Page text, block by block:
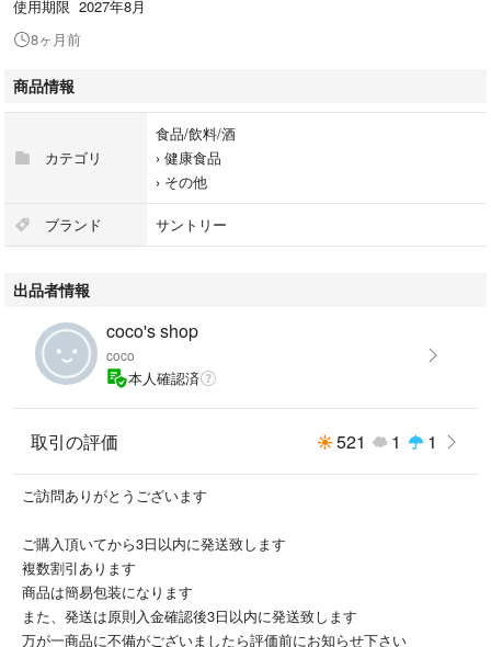
使用期限 2027年8月
8ヶ月前
商品情報
カテゴリ
食品/飲料/酒
› 健康食品
› その他
ブランド サントリー
出品者情報
coco's shop
coco
本人確認済
取引の評価 521 1 1
ご訪問ありがとうございます
ご購入頂いてから3日以内に発送致します
複数割引あります
商品は簡易包装になります
また、発送は原則入金確認後3日以内に発送致します
万が一商品に不備がございましたら評価前にお知らせ下さい